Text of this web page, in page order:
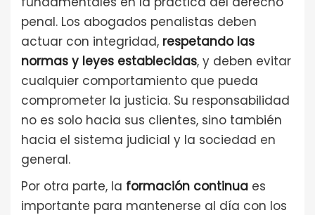
penal. Los abogados penalistas deben
actuar con integridad, respetando las
normas y leyes establecidas, y deben evitar
cualquier comportamiento que pueda
comprometer la justicia. Su responsabilidad
no es solo hacia sus clientes, sino también
hacia el sistema judicial y la sociedad en
general.
Por otra parte, la formación continua es
importante para mantenerse al día con los